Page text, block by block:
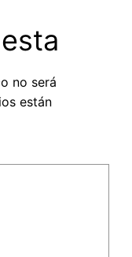
no será
están